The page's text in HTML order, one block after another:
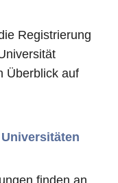
Registrierung
Überblick auf